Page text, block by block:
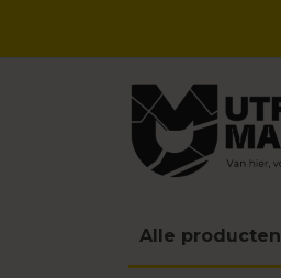
Alle producten